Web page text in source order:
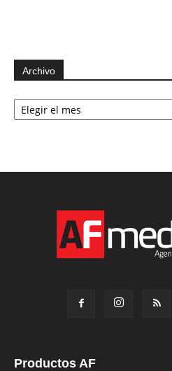
Archivo
Archivo
Productos AF